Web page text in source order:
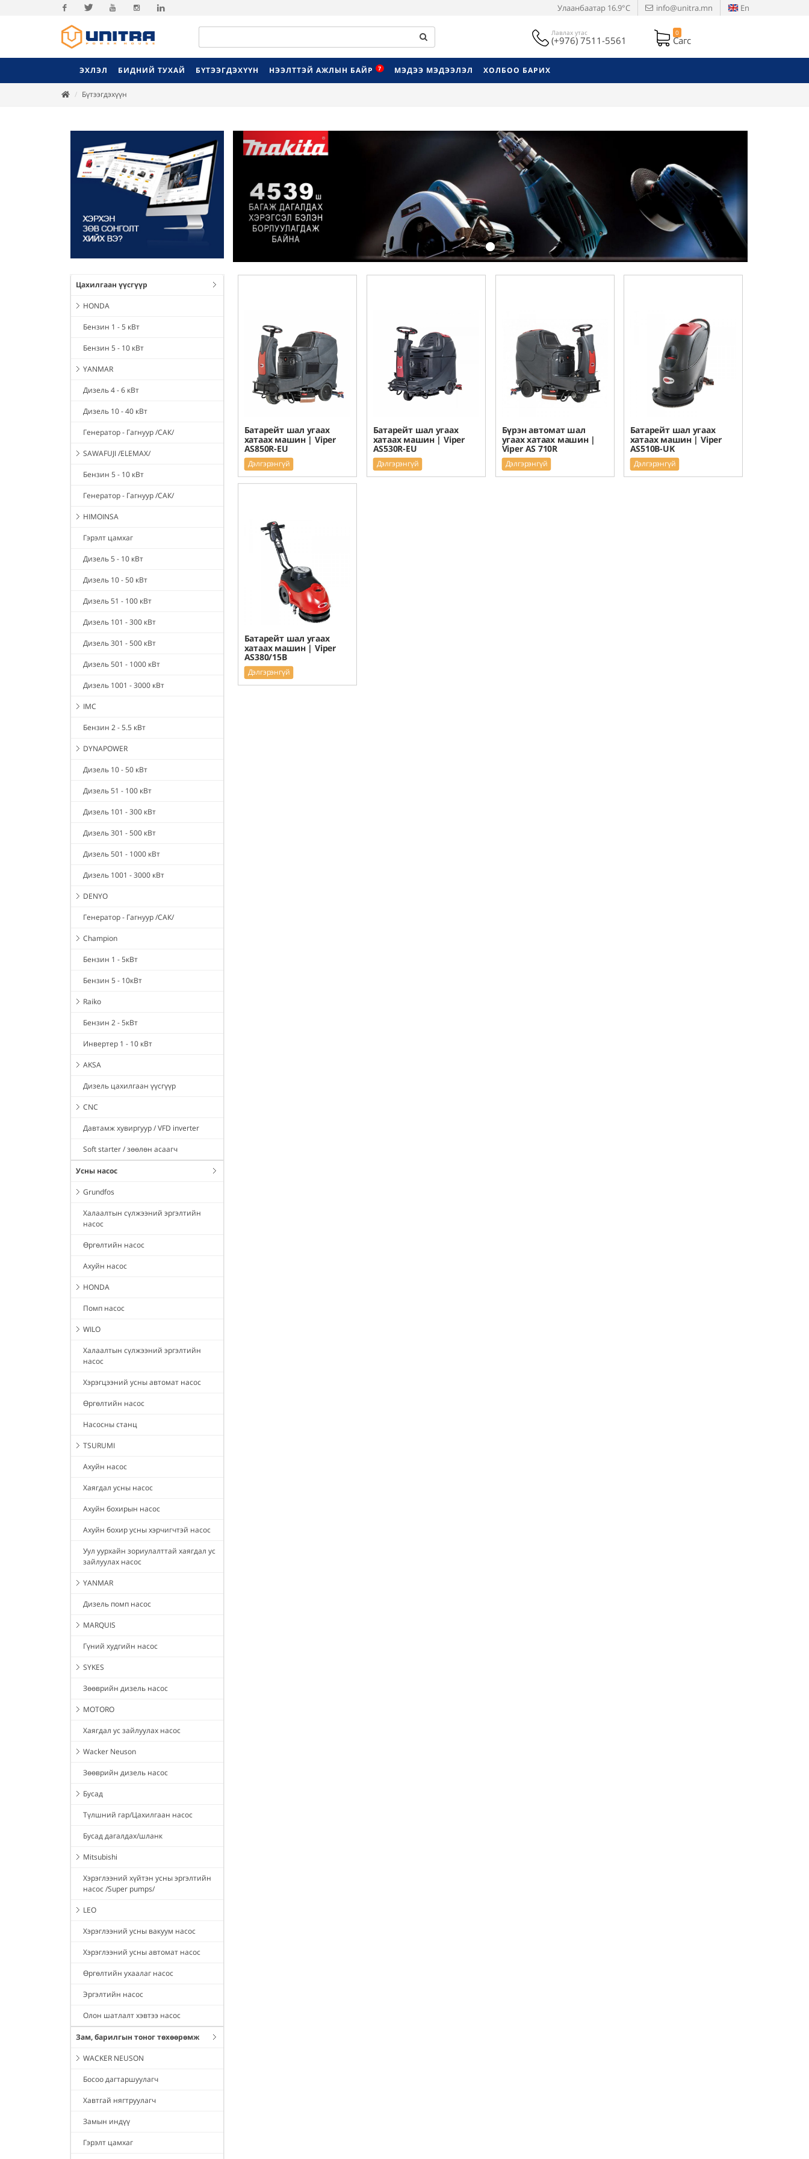
Facebook
Улаанбаатар 16.9°C info@unitra.mn En
Лавлах утас
(+976) 7511-5561
0
Сагс
ЭХЛЭЛ БИДНИЙ ТУХАЙ БҮТЭЭГДЭХҮҮН НЭЭЛТТЭЙ АЖЛЫН БАЙР 7 МЭДЭЭ МЭДЭЭЛЭЛ ХОЛБОО БАРИХ
Бүтээгдэхүүн
Цахилгаан үүсгүүр
HONDA
Бензин 1 - 5 кВт
Бензин 5 - 10 кВт
YANMAR
Дизель 4 - 6 кВт
Дизель 10 - 40 кВт
Генератор - Гагнуур /САК/
SAWAFUJI /ELEMAX/
Бензин 5 - 10 кВт
Генератор - Гагнуур /САК/
HIMOINSA
Гэрэлт цамхаг
Дизель 5 - 10 кВт
Дизель 10 - 50 кВт
Дизель 51 - 100 кВт
Дизель 101 - 300 кВт
Дизель 301 - 500 кВт
Дизель 501 - 1000 кВт
Дизель 1001 - 3000 кВт
IMC
Бензин 2 - 5.5 кВт
DYNAPOWER
Дизель 10 - 50 кВт
Дизель 51 - 100 кВт
Дизель 101 - 300 кВт
Дизель 301 - 500 кВт
Дизель 501 - 1000 кВт
Дизель 1001 - 3000 кВт
DENYO
Генератор - Гагнуур /САК/
Champion
Бензин 1 - 5кВт
Бензин 5 - 10кВт
Raiko
Бензин 2 - 5кВт
Инвертер 1 - 10 кВт
AKSA
Дизель цахилгаан үүсгүүр
CNC
Давтамж хувиргуур / VFD inverter
Soft starter / зөөлөн асаагч
Усны насос
Grundfos
Халаалтын сүлжээний эргэлтийн
насос
Өргөлтийн насос
Ахуйн насос
HONDA
Помп насос
WILO
Халаалтын сүлжээний эргэлтийн
насос
Хэрэгцээний усны автомат насос
Өргөлтийн насос
Насосны станц
TSURUMI
Ахуйн насос
Хаягдал усны насос
Ахуйн бохирын насос
Ахуйн бохир усны хэрчигчтэй насос
Уул уурхайн зориулалттай хаягдал ус
зайлуулах насос
YANMAR
Дизель помп насос
MARQUIS
Гүний худгийн насос
SYKES
Зөөврийн дизель насос
MOTORO
Хаягдал ус зайлуулах насос
Wacker Neuson
Зөөврийн дизель насос
Бусад
Түлшний гар/Цахилгаан насос
Бусад дагалдах/шланк
Mitsubishi
Хэрэглээний хүйтэн усны эргэлтийн
насос /Super pumps/
LEO
Хэрэглээний усны вакуум насос
Хэрэглээний усны автомат насос
Өргөлтийн ухаалаг насос
Эргэлтийн насос
Олон шатлалт хэвтээ насос
Зам, барилгын тоног төхөөрөмж
WACKER NEUSON
Босоо дагтаршуулагч
Хавтгай нягтруулагч
Замын индүү
Гэрэлт цамхаг
Previous
Батарейт шал угаах
хатаах машин | Viper
AS850R-EU
Дэлгэрэнгүй
Батарейт шал угаах
хатаах машин | Viper
AS530R-EU
Дэлгэрэнгүй
Бүрэн автомат шал
угаах хатаах машин |
Viper AS 710R
Дэлгэрэнгүй
Батарейт шал угаах
хатаах машин | Viper
AS510B-UK
Дэлгэрэнгүй
Батарейт шал угаах
хатаах машин | Viper
AS380/15B
Дэлгэрэнгүй